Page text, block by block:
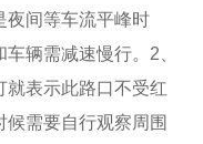
夜间等车流平峰时
辆需减速慢行。2、
就表示此路口不受红
候需要自行观察周围